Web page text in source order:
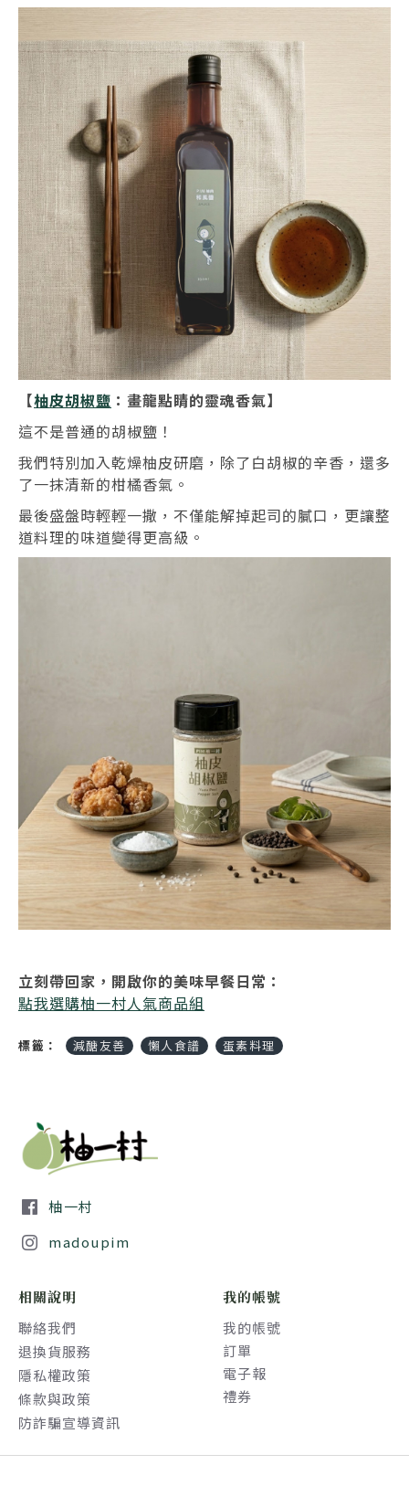
【柚皮胡椒鹽 ：畫龍點睛的靈魂香氣】
這不是普通的胡椒鹽！
我們特別加入乾燥柚皮研磨，除了白胡椒的辛香，還多
了一抹清新的柑橘香氣。
最後盛盤時輕輕一撒，不僅能解掉起司的膩口，更讓整
道料理的味道變得更高級。
立刻帶回家，開啟你的美味早餐日常：
點我選購柚一村人氣商品組
標籤： 減醣友善 懶人食譜 蛋素料理
柚一村
madoupim
相關說明
聯絡我們
退換貨服務
隱私權政策
條款與政策
防詐騙宣導資訊
我的帳號
我的帳號
訂單
電子報
禮券